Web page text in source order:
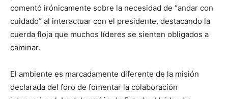
comentó irónicamente sobre la necesidad de “andar con
cuidado” al interactuar con el presidente, destacando la
cuerda floja que muchos líderes se sienten obligados a
caminar.
El ambiente es marcadamente diferente de la misión
declarada del foro de fomentar la colaboración